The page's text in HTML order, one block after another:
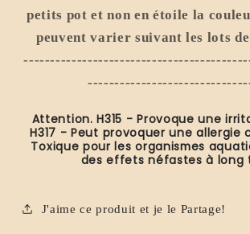
petits pot et non en étoile la
peuvent varier suivant les lots
Attention. H315 - Provoque une
H317 - Peut provoquer une allergie
Toxique pour les organismes
des effets néfastes à long
J'aime ce produit et je le Partage!